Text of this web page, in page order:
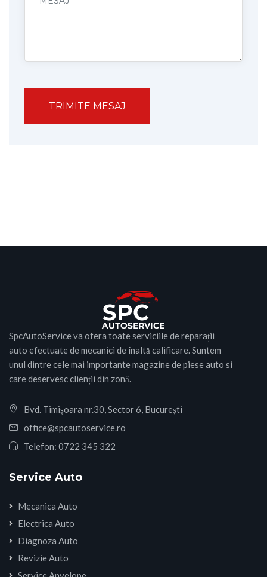
TRIMITE MESAJ
SpcAutoService va ofera toate serviciile de reparații
auto efectuate de mecanici de înaltă calificare. Suntem
unul dintre cele mai importante magazine de piese auto si
care deservesc clienții din zonă.
Bvd. Timișoara nr.30, Sector 6, București
office@spcautoservice.ro
Telefon: 0722 345 322
Service Auto
Mecanica Auto
Electrica Auto
Diagnoza Auto
Revizie Auto